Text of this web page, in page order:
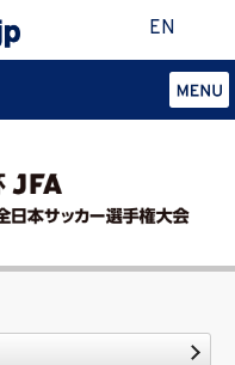
EN